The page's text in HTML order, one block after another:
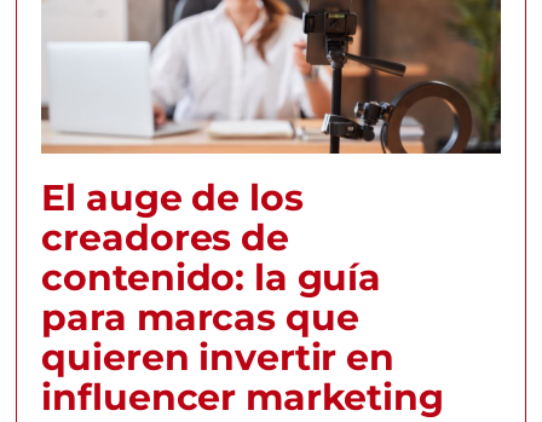
El auge de los
creadores de
contenido: la guía
para marcas que
quieren invertir en
influencer marketing